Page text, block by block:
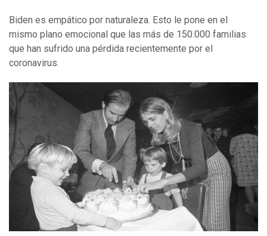
Biden es empático por naturaleza. Esto le pone en el
mismo plano emocional que las más de 150.000 familias
que han sufrido una pérdida recientemente por el
coronavirus.